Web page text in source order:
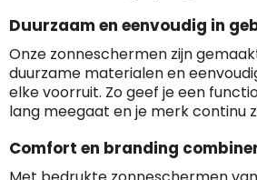
Duurzaam en eenvoudig in
Onze zonneschermen zijn
duurzame materialen en
elke voorruit. Zo geef je een
lang meegaat en je merk continu
Comfort en branding